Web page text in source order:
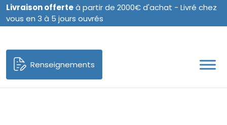
Livraison offerteà partir de 2000€ d'achat - Livré chez
vous en 3 à 5 jours ouvrés
Renseignements